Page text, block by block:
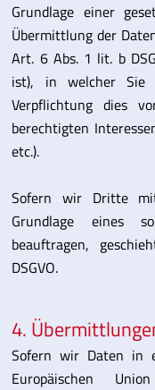
Grundlage einer
Übermittlung der
Art. 6 Abs. 1 lit. b
ist), in welcher Sie
Verpflichtung dies
berechtigten
etc.).
Sofern wir Dritte
Grundlage eines
beauftragen,
DSGVO.
4.
Sofern wir Daten in
Europäischen